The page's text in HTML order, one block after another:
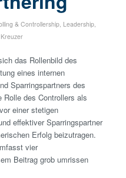
& Controllership, Leadership,
das Rollenbild des
eines internen
Sparringsp­artners des
des Controllers als
einer stetigen
effektiver Sparringsp­artner
Erfolg beizutragen.
vier
Beitrag grob umrissen